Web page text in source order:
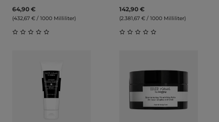
64,90 €
(432,67 € / 1000 Milliliter)
142,90 €
(2.381,67 € / 1000 Milliliter)